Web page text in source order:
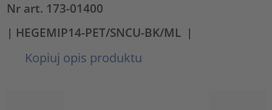
Nr art. 173-01400
| HEGEMIP14-PET/SNCU-BK/ML |
Kopiuj opis produktu